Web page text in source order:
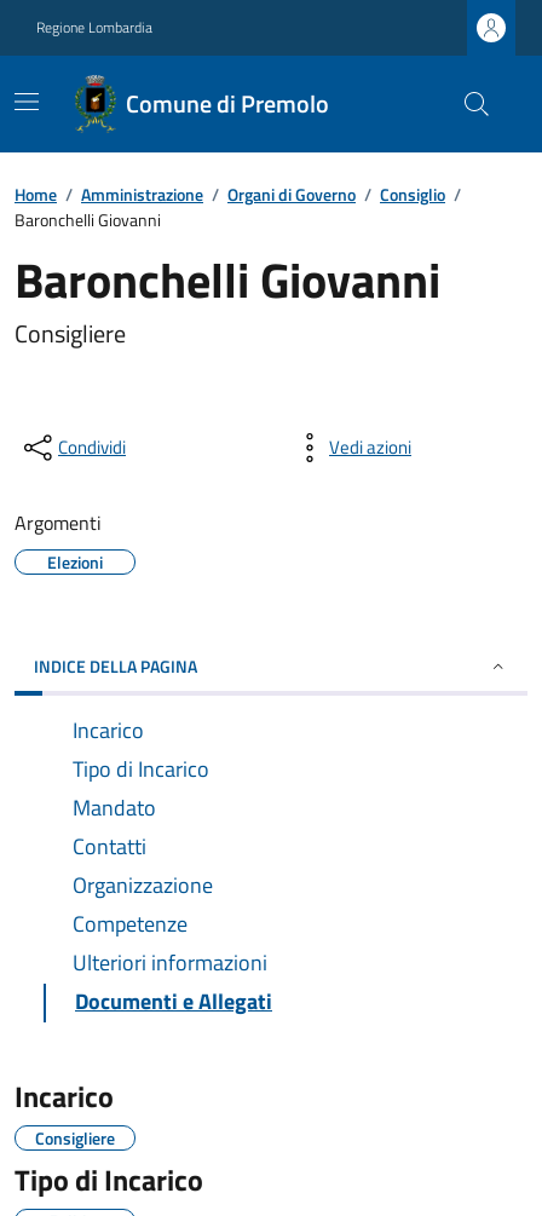
Regione Lombardia
Comune di Premolo
Home / Amministrazione / Organi di Governo / Consiglio /
Baronchelli Giovanni
Baronchelli Giovanni
Consigliere
Condividi Vedi azioni
Argomenti
Elezioni
INDICE DELLA PAGINA
Incarico
Tipo di Incarico
Mandato
Contatti
Organizzazione
Competenze
Ulteriori informazioni
Documenti e Allegati
Incarico
Consigliere
Tipo di Incarico